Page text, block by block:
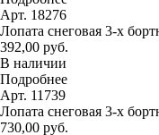
Арт. 18276
Лопата снеговая 3-х
392,00 руб.
В наличии
Подробнее
Арт. 11739
Лопата снеговая 3-х
730,00 руб.